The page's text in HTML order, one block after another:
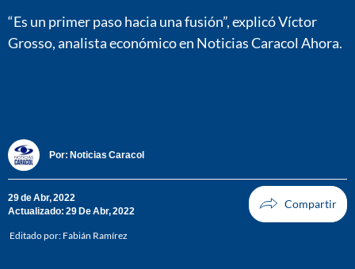
“Es un primer paso hacia una fusión”, explicó Víctor
Grosso, analista económico en Noticias Caracol Ahora.
Por: Noticias Caracol
29 de Abr, 2022
Actualizado: 29 De Abr, 2022
Editado por: Fabián Ramírez